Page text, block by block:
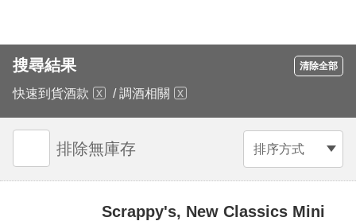
搜尋結果 清除全部
快速到貨酒款 / 調酒相關
排序方式
排除無庫存
Scrappy's, New Classics Mini